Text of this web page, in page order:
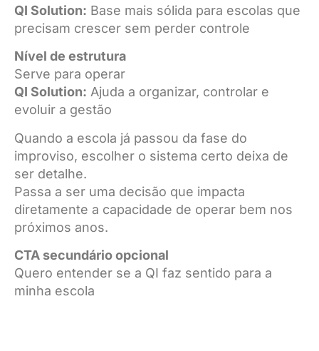
QI Solution: Base mais sólida para escolas que
precisam crescer sem perder controle
Nível de estrutura
Serve para operar
QI Solution: Ajuda a organizar, controlar e
evoluir a gestão
Quando a escola já passou da fase do
improviso, escolher o sistema certo deixa de
ser detalhe.
Passa a ser uma decisão que impacta
diretamente a capacidade de operar bem nos
próximos anos.
CTA secundário opcional
Quero entender se a QI faz sentido para a
minha escola